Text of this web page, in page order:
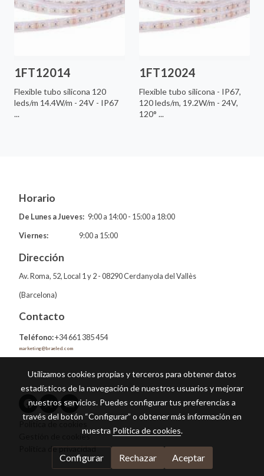
1FT12014
Flexible tubo silicona 120
leds/m 14.4W/m - 24V - IP67
...
1FT12024
Flexible tubo silicona - IP67,
120 leds/m, 19.2W/m - 24V,
120° ...
Horario
De Lunes a Jueves: 9:00 a 14:00 - 15:00 a 18:00
Viernes: 9:00 a 15:00
Dirección
Av. Roma, 52, Local 1 y 2 - 08290 Cerdanyola del Vallès
(Barcelona)
Contacto
Teléfono:+34 661 385 454
marketing@braeled.com
Gestión de cookies
Política de privacidad
Utilizamos cookies propias y terceros para obtener datos
estadísticos de la navegación de nuestros usuarios y mejorar
nuestros servicios. Puedes configurar tus preferencias a
través del botón “Configurar” o obtener más información en
nuestra Política de cookies.
Configurar Rechazar Aceptar